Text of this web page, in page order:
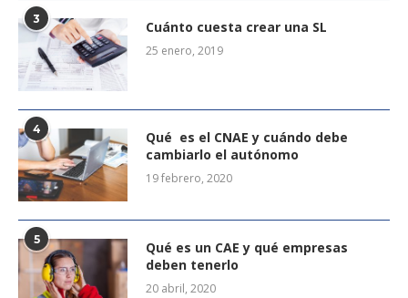
3 Cuánto cuesta crear una SL
25 enero, 2019
4
Qué es el CNAE y cuándo debe
cambiarlo el autónomo
19 febrero, 2020
5
Qué es un CAE y qué empresas
deben tenerlo
20 abril, 2020